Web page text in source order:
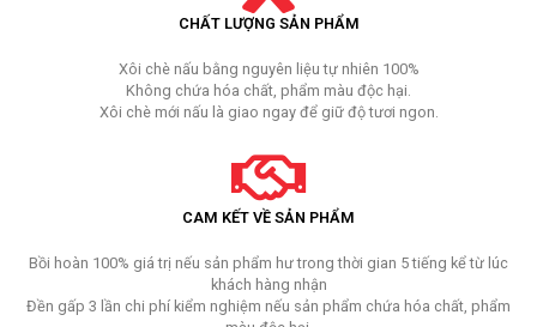
CHẤT LƯỢNG SẢN PHẨM
Xôi chè nấu bằng nguyên liệu tự nhiên 100%
Không chứa hóa chất, phẩm màu độc hại.
Xôi chè mới nấu là giao ngay để giữ độ tươi ngon.
CAM KẾT VỀ SẢN PHẨM
Bồi hoàn 100% giá trị nếu sản phẩm hư trong thời gian 5 tiếng kể từ lúc
khách hàng nhận
Đền gấp 3 lần chi phí kiểm nghiệm nếu sản phẩm chứa hóa chất, phẩm